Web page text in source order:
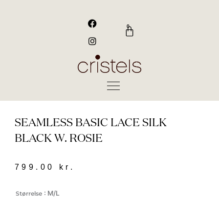
F
a
c
e
b
o
I
n
s
t
a
g
0
Kurv
SEAMLESS BASIC LACE SILK
BLACK W. ROSIE
799.00 kr.
Størrelse : M/L
SEAMLESS